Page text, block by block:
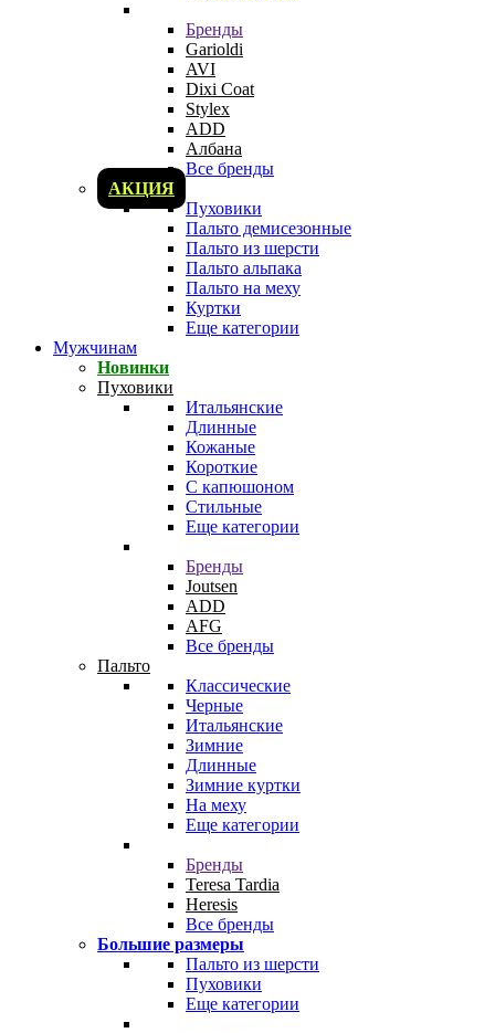
Бренды
Garioldi
AVI
Dixi Coat
Stylex
ADD
Албана
Все бренды
АКЦИЯ
Пуховики
Пальто демисезонные
Пальто из шерсти
Пальто альпака
Пальто на меху
Куртки
Еще категории
Мужчинам
Новинки
Пуховики
Итальянские
Длинные
Кожаные
Короткие
С капюшоном
Стильные
Еще категории
Бренды
Joutsen
ADD
AFG
Все бренды
Пальто
Классические
Черные
Итальянские
Зимние
Длинные
Зимние куртки
На меху
Еще категории
Бренды
Teresa Tardia
Heresis
Все бренды
Большие размеры
Пальто из шерсти
Пуховики
Еще категории